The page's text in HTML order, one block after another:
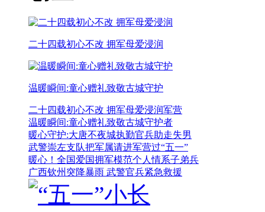
二十四载初心不改 拥军母爱浸润
温暖瞬间:童心赠礼致敬古城守护
二十四载初心不改 拥军母爱浸润军营
温暖瞬间:童心赠礼致敬古城守护者
暖心守护:大唐不夜城执勤官兵助走失男
武警崇左支队把军属请进军营过“五一”
暖心！全国爱国拥军模范个人情系子弟兵
广西钦州突降暴雨 武警官兵紧急救援